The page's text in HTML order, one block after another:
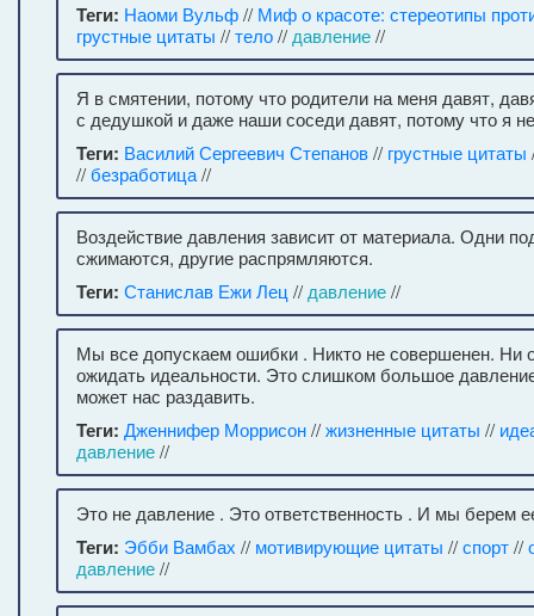
Теги: Наоми Вульф// Миф о красоте: стереотипы
грустные цитаты //тело// давление//
Я в смятении, потому что родители на меня давят,
с дедушкой и даже наши соседи давят, потому что я
Теги: Василий Сергеевич Степанов// грустные цитаты
//безработица//
Воздействие давления зависит от материала. Одни
сжимаются, другие распрямляются.
Теги: Станислав Ежи Лец // давление//
Мы все допускаем ошибки . Никто не совершенен. Ни
ожидать идеальности. Это слишком большое
может нас раздавить.
Теги: Дженнифер Моррисон//жизненные цитаты //
давление//
Это не давление . Это ответственность . И мы берем
Теги: Эбби Вамбах // мотивирующие цитаты //спорт//
давление//